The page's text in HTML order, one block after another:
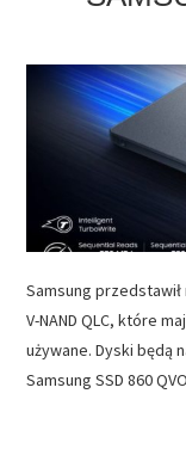
Samsung
V-NAND QLC, które
używane. Dyski będą
Samsung SSD 860